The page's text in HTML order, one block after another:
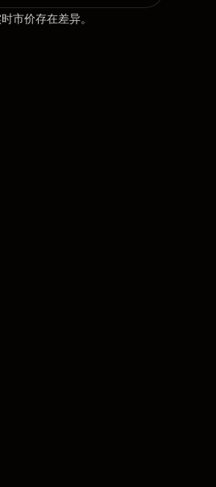
市价存在差异。